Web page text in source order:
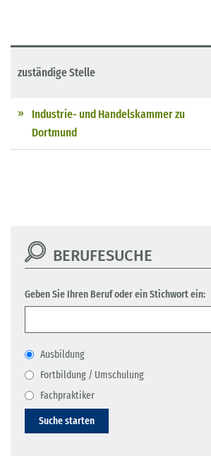
zuständige Stelle
Industrie- und Handelskammer zu
Dortmund
BERUFESUCHE
Geben Sie Ihren Beruf oder ein Stichwort ein:
Ausbildung
Fortbildung / Umschulung
Fachpraktiker
Suche starten